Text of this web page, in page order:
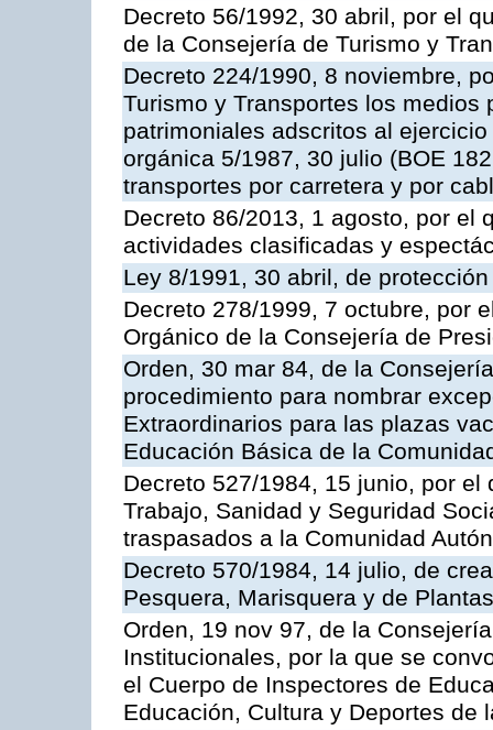
Decreto 56/1992, 30 abril, por el
de la Consejería de Turismo y
Decreto 224/1990, 8 noviembre,
Turismo y Transportes los
patrimoniales adscritos al
orgánica 5/1987, 30 julio (BOE
transportes por carretera y por
Decreto 86/2013, 1 agosto, por el
actividades clasificadas y
Ley 8/1991, 30 abril, de
Decreto 278/1999, 7 octubre, por
Orgánico de la Consejería de
Orden, 30 mar 84, de la
procedimiento para nombrar
Extraordinarios para las plazas
Educación Básica de la
Decreto 527/1984, 15 junio, por
Trabajo, Sanidad y Seguridad
traspasados a la Comunidad
Decreto 570/1984, 14 julio, de
Pesquera, Marisquera y de
Orden, 19 nov 97, de la
Institucionales, por la que se
el Cuerpo de Inspectores de
Educación, Cultura y Deportes de